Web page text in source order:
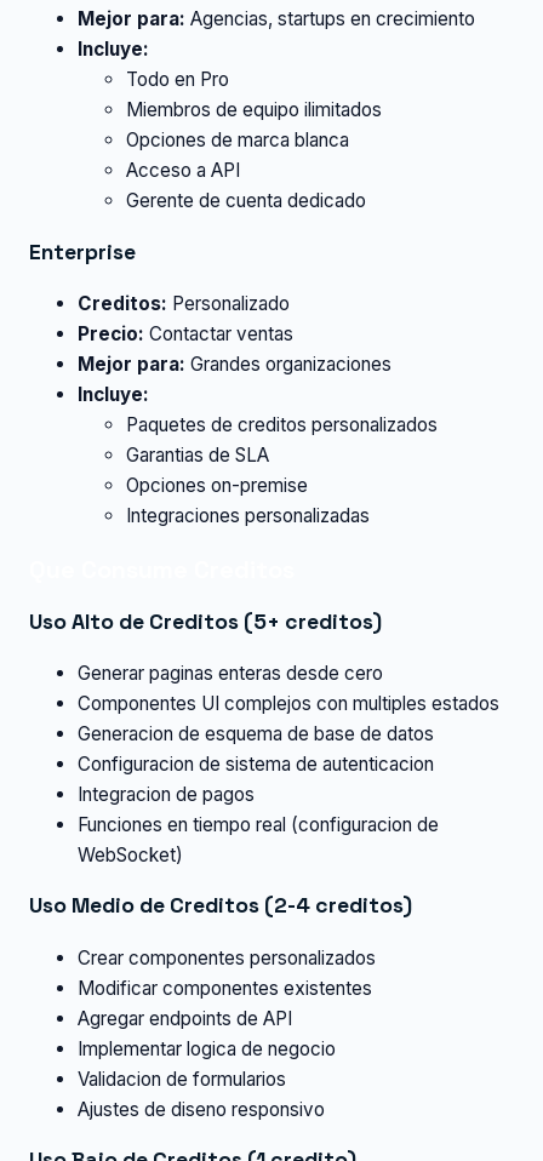
Mejor para: Agencias, startups en crecimiento
Incluye:
Todo en Pro
Miembros de equipo ilimitados
Opciones de marca blanca
Acceso a API
Gerente de cuenta dedicado
Enterprise
Creditos: Personalizado
Precio: Contactar ventas
Mejor para: Grandes organizaciones
Incluye:
Paquetes de creditos personalizados
Garantias de SLA
Opciones on-premise
Integraciones personalizadas
Uso Alto de Creditos (5+ creditos)
Generar paginas enteras desde cero
Componentes UI complejos con multiples estados
Generacion de esquema de base de datos
Configuracion de sistema de autenticacion
Integracion de pagos
Funciones en tiempo real (configuracion de
WebSocket)
Uso Medio de Creditos (2-4 creditos)
Crear componentes personalizados
Modificar componentes existentes
Agregar endpoints de API
Implementar logica de negocio
Validacion de formularios
Ajustes de diseno responsivo